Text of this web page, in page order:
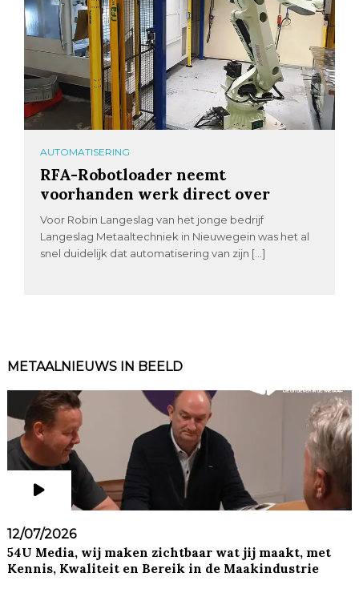
AUTOMATISERING
RFA-Robotloader neemt
voorhanden werk direct over
Voor Robin Langeslag van het jonge bedrijf
Langeslag Metaaltechniek in Nieuwegein was het al
snel duidelijk dat automatisering van zijn […]
METAALNIEUWS IN BEELD
12/07/2026
54U Media, wij maken zichtbaar wat jij maakt, met
Kennis, Kwaliteit en Bereik in de Maakindustrie